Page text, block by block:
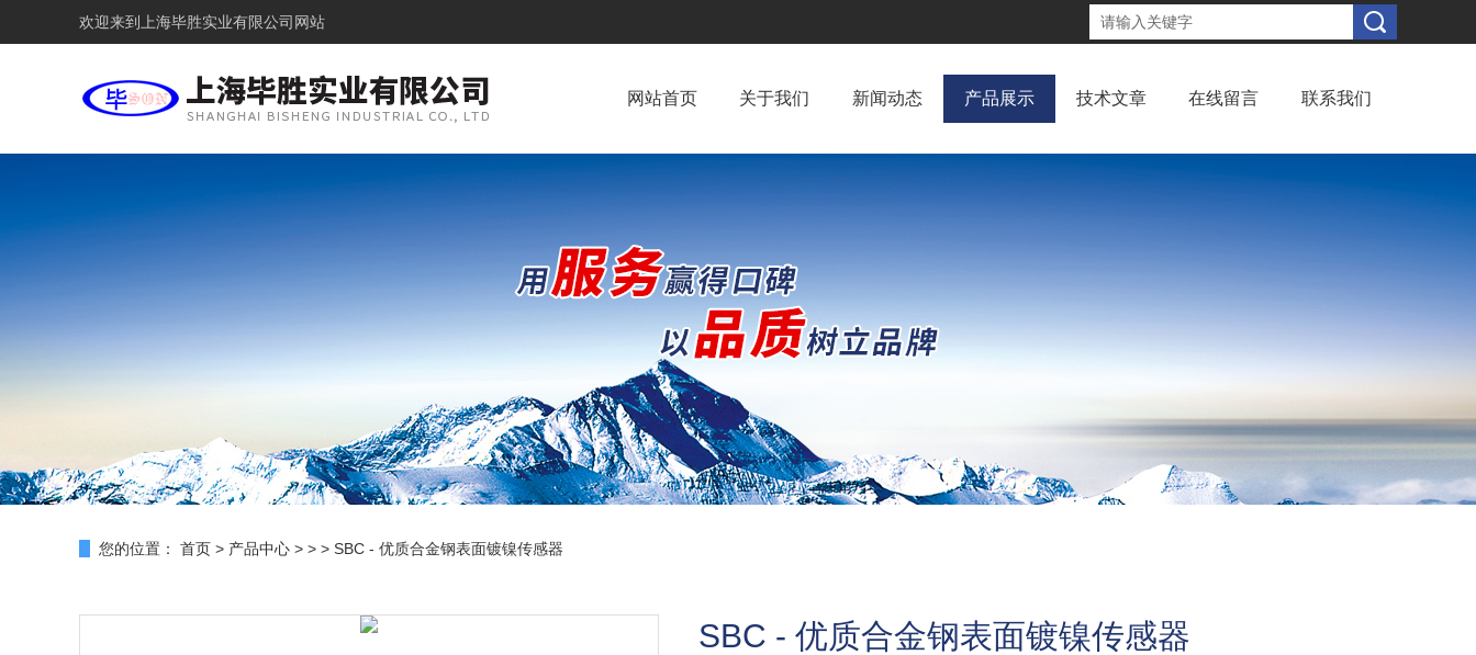
欢迎来到 上海毕胜实业有限公司网站
网站首页 关于我们 新闻动态 产品展示 技术文章 在线留言 联系我们
您的位置： 首页 > 产品中心 > > > SBC - 优质合金钢表面镀镍传感器
SBC - 优质合金钢表面镀镍传感器